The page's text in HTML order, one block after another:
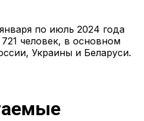
по июль 2024 года
человек, в основном
Украины и Беларуси.